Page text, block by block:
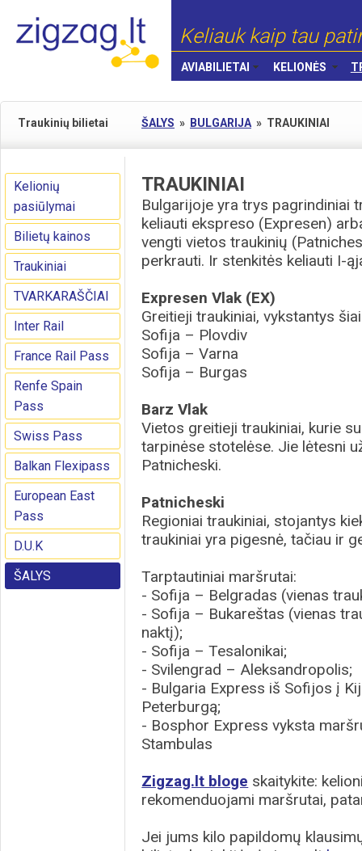
Keliauk kaip tau
AVIABILIETAI KELIONĖS
Traukinių bilietai ŠALYS » BULGARIJA » TRAUKINIAI
Kelionių
pasiūlymai
Bilietų kainos
Traukiniai
TVARKARAŠČIAI
Inter Rail
France Rail Pass
Renfe Spain
Pass
Swiss Pass
Balkan Flexipass
European East
Pass
D.U.K
ŠALYS
TRAUKINIAI
Bulgarijoje yra trys pagrindiniai
keliauti ekspreso (Expresen)
vengti vietos traukinių
perkrauti. Ir stenkitės keliauti I-
Expresen Vlak (EX)
Greitieji traukiniai, vykstantys
Sofija – Plovdiv
Sofija – Varna
Sofija – Burgas
Barz Vlak
Vietos greitieji traukiniai, kurie
tarpinėse stotelėse. Jie lėtesni
Patnicheski.
Patnicheski
Regioniai traukiniai, stojantys
traukiniai yra pigesnė, tačiau ir
Tarptautiniai maršrutai:
- Sofija – Belgradas (vienas
- Sofija – Bukareštas (vienas
naktį);
- Sofija – Tesalonikai;
- Svilengrad – Aleksandropolis;
- Bulgaria Express iš Sofijos į
Peterburgą;
- Bosphor Express vyksta
Stambulas
Zigzag.lt bloge skaitykite:
rekomenduojami maršrutai,
Jei jums kilo papildomų